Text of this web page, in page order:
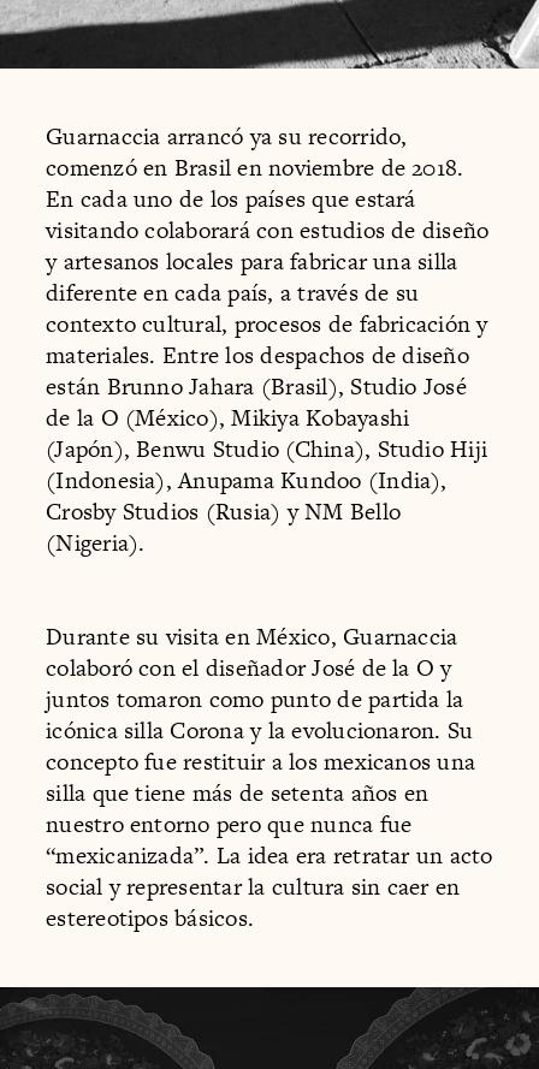
Guarnaccia arrancó ya su recorrido,
comenzó en Brasil en noviembre de 2018.
En cada uno de los países que estará
visitando colaborará con estudios de diseño
y artesanos locales para fabricar una silla
diferente en cada país, a través de su
contexto cultural, procesos de fabricación y
materiales. Entre los despachos de diseño
están Brunno Jahara (Brasil), Studio José
de la O (México), Mikiya Kobayashi
(Japón), Benwu Studio (China), Studio Hiji
(Indonesia), Anupama Kundoo (India),
Crosby Studios (Rusia) y NM Bello
(Nigeria).
Durante su visita en México, Guarnaccia
colaboró con el diseñador José de la O y
juntos tomaron como punto de partida la
icónica silla Corona y la evolucionaron. Su
concepto fue restituir a los mexicanos una
silla que tiene más de setenta años en
nuestro entorno pero que nunca fue
“mexicanizada”. La idea era retratar un acto
social y representar la cultura sin caer en
estereotipos básicos.